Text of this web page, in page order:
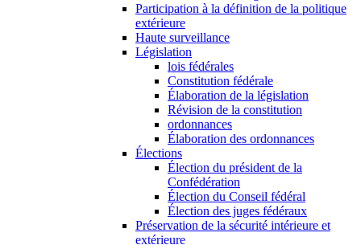
Participation à la définition de la politique
extérieure
Haute surveillance
Législation
lois fédérales
Constitution fédérale
Élaboration de la législation
Révision de la constitution
ordonnances
Élaboration des ordonnances
Élections
Élection du président de la
Confédération
Élection du Conseil fédéral
Élection des juges fédéraux
Préservation de la sécurité intérieure et
extérieure